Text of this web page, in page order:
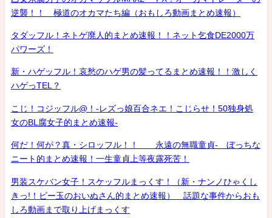
逆襲！！ 極道のオカマたち編（おもしろ動画まとめ速報）
タダッフル！ネトゲ廃人的まとめ速報！！ネット乞食DE2000万
パワーズ！
新・ハゲッフル！哀愁のハゲ男の髪ってるまとめ速報！！激しく
ハゲっTEL？
こじ！コジッフル@！-レズっ娘百合ネエ！こじらせ！50独身処
女のBL腐女子的まとめ速報-
何だ！何が？真・シロッフル！！ 永遠の無職童貞- ぼっちな
ニート的まとめ速報！一生童貞上等夜露死苦！
男装スケバン女子！スケッフルまっくす！（新・ナンノひゃくし
きっ!！ビー玉のおいぬさん的まとめ速報） 話題な事件からおも
しろ動画まで取り上げまっくす